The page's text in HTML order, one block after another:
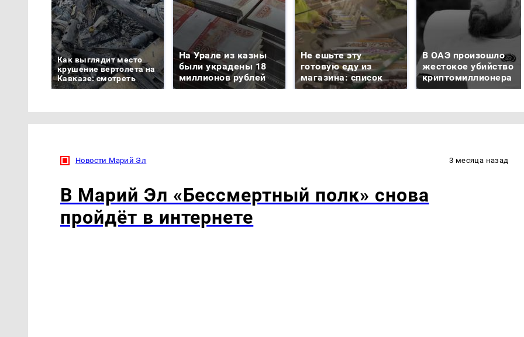
Как выглядит место
крушение вертолета на
Кавказе: смотреть
На Урале из казны
были украдены 18
миллионов рублей
Не ешьте эту
готовую еду из
магазина: список
В ОАЭ произошло
жестокое убийство
криптомиллионера
Новости Марий Эл 3 месяца назад
В Марий Эл «Бессмертный полк» снова
пройдёт в интернете